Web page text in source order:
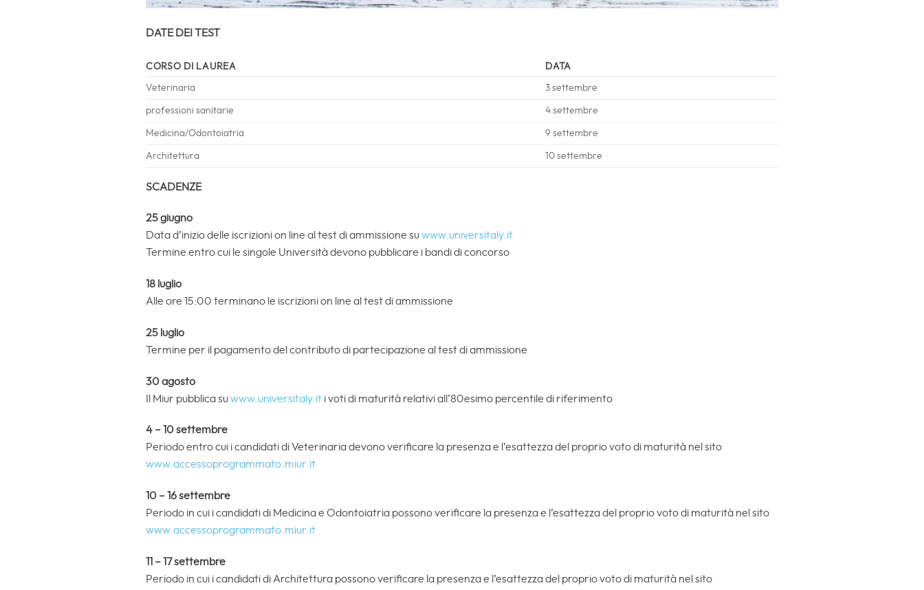
DATE DEI TEST
CORSO DI LAUREA DATA
Veterinaria 3 settembre
professioni sanitarie 4 settembre
Medicina/Odontoiatria 9 settembre
Architettura 10 settembre
SCADENZE
25 giugno
Data d’inizio delle iscrizioni on line al test di ammissione suwww.universitaly.it
Termine entro cui le singole Università devono pubblicare i bandi di concorso
18 luglio
Alle ore 15:00 terminano le iscrizioni on line al test di ammissione
25 luglio
Termine per il pagamento del contributo di partecipazione al test di ammissione
30 agosto
Il Miur pubblica suwww.universitaly.it i voti di maturità relativi all’80esimo percentile di riferimento
4 – 10 settembre
Periodo entro cui i candidati di Veterinaria devono verificare la presenza e l’esattezza del proprio voto di maturità nel sito
www.accessoprogrammato.miur.it
10 – 16 settembre
Periodo in cui i candidati di Medicina e Odontoiatria possono verificare la presenza e l’esattezza del proprio voto di maturità nel sito
www.accessoprogrammato.miur.it
11 – 17 settembre
Periodo in cui i candidati di Architettura possono verificare la presenza e l’esattezza del proprio voto di maturità nel sito